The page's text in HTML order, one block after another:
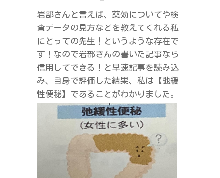
岩部さんと言えば、薬効についてや検
査データの見方などを教えてくれる私
にとっての先生！というような存在で
す！なので岩部さんの書いた記事なら
信用してできる！と早速記事を読み込
み、自身で評価した結果、私は【弛緩
性便秘】であることがわかりました。